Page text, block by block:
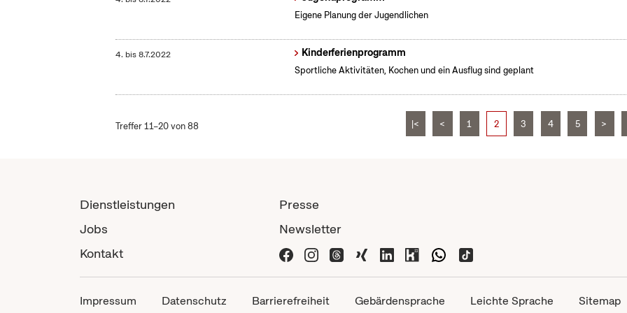
Eigene Planung der Jugendlichen
4. bis8.7.2022 Kinderferienprogramm
Sportliche Aktivitäten, Kochen und ein Ausflug sind geplant
Treffer 11–20 von 88 |< < 1 2 3 4 5 >
Dienstleistungen
Jobs
Kontakt
Presse
Newsletter
Impressum Datenschutz Barrierefreiheit Gebärdensprache Leichte Sprache Sitemap